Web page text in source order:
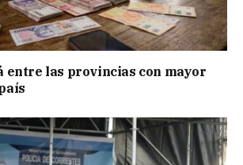
entre las provincias con mayor